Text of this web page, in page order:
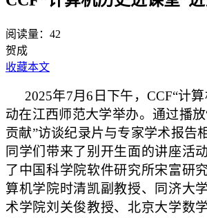
阅读量： 42
贺成
收藏本文
2025年7月6日下午，CCF“计
动在江西师范大学举办。通过播
贡献”访谈纪录片与专家学术报告
同学们带来了别开生面的讲座活
了中国科学院软件研究所宋富研
算机学院时清凯副教授、同济大
术学院刘关俊教授、北京大学数